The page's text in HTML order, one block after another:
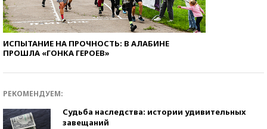
ИСПЫТАНИЕ НА ПРОЧНОСТЬ: В АЛАБИНЕ
ПРОШЛА «ГОНКА ГЕРОЕВ»
РЕКОМЕНДУЕМ:
Судьба наследства: истории удивительных
завещаний